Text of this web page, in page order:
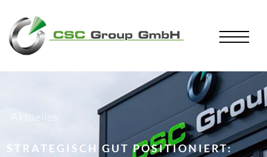
Aktuelles
STRATEGISCH GUT POSITIONIERT: